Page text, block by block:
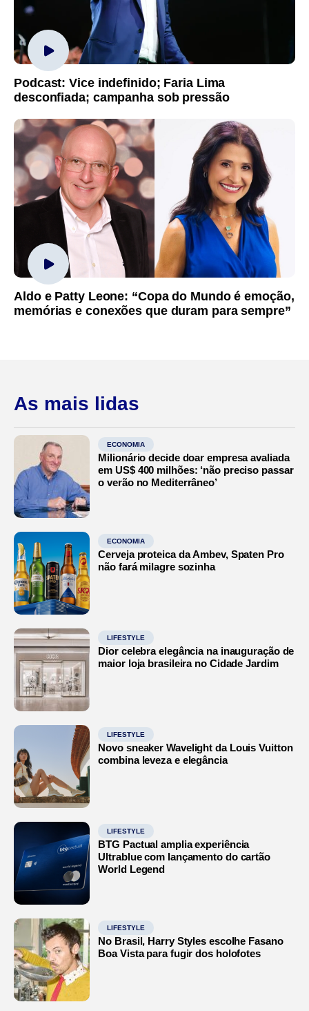
Podcast: Vice indefinido; Faria Lima
desconfiada; campanha sob pressão
Aldo e Patty Leone: “Copa do Mundo é emoção,
memórias e conexões que duram para sempre”
As mais lidas
ECONOMIA
Milionário decide doar empresa avaliada
em US$ 400 milhões: ‘não preciso passar
o verão no Mediterrâneo’
ECONOMIA
Cerveja proteica da Ambev, Spaten Pro
não fará milagre sozinha
LIFESTYLE
Dior celebra elegância na inauguração de
maior loja brasileira no Cidade Jardim
LIFESTYLE
Novo sneaker Wavelight da Louis Vuitton
combina leveza e elegância
LIFESTYLE
BTG Pactual amplia experiência
Ultrablue com lançamento do cartão
World Legend
LIFESTYLE
No Brasil, Harry Styles escolhe Fasano
Boa Vista para fugir dos holofotes